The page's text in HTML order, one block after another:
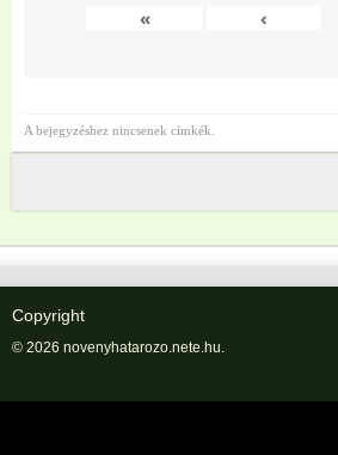
« ‹
A bejegyzéshez nincsenek címkék.
Copyright
© 2026 novenyhatarozo.nete.hu.